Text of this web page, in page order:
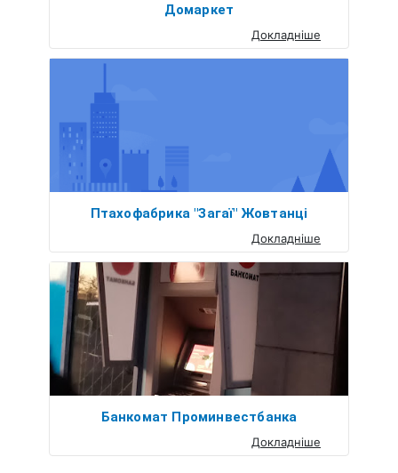
Домаркет
Докладніше
Птахофабрика "Загаї" Жовтанці
Докладніше
Банкомат Проминвестбанка
Докладніше